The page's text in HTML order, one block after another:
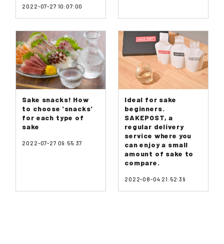
2022-07-27 10:07:00
Sake snacks! How
to choose 'snacks'
for each type of
sake
2022-07-27 09:55:37
Ideal for sake
beginners.
SAKEPOST, a
regular delivery
service where you
can enjoy a small
amount of sake to
compare.
2022-08-04 21:52:39